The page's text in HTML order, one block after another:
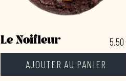
Le Noifleur 5.50
AJOUTER AU PANIER